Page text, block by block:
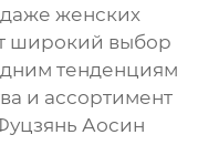
женских
широкий выбор
тенденциям
и ассортимент
Аосин